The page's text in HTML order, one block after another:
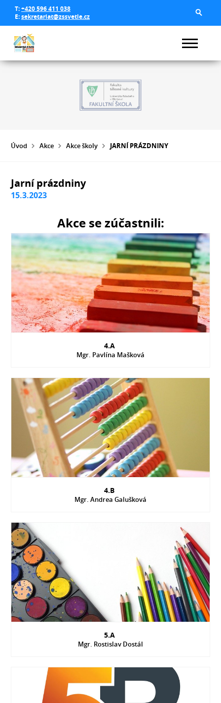
T:+420 596 411 038
E:sekretariat@zssvetle.cz
Úvod Akce Akce školy JARNÍ PRÁZDNINY
Jarní prázdniny
15.3.2023
Akce se zúčastnili:
4.A
Mgr. Pavlína Mašková
4.B
Mgr. Andrea Galušková
5.A
Mgr. Rostislav Dostál